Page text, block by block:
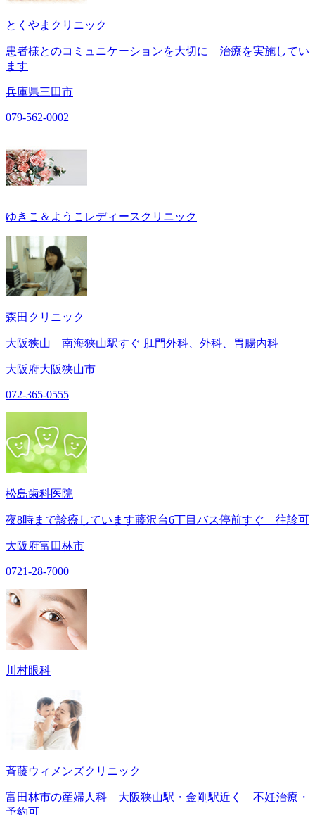
とくやまクリニック
患者様とのコミュニケーションを大切に 治療を実施してい
ます
兵庫県三田市
079-562-0002
ゆきこ＆ようこレディースクリニック
森田クリニック
大阪狭山 南海狭山駅すぐ 肛門外科、外科、胃腸内科
大阪府大阪狭山市
072-365-0555
松島歯科医院
夜8時まで診療しています藤沢台6丁目バス停前すぐ 往診可
大阪府富田林市
0721-28-7000
川村眼科
斉藤ウィメンズクリニック
富田林市の産婦人科 大阪狭山駅・金剛駅近く 不妊治療・
予約可